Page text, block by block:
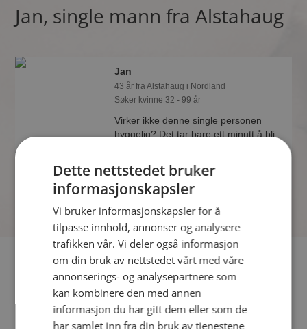
Jan, single mann fra Alstahaug
Jan
43 år fra Alstahaug i Nordland
Søker kvinne 32 - 99 år
Virker ikke denne single personen
hyggelig? Det tar bare ett minutt å bli
Fler single
Flere singlemenn fra Alstahaug:Titthei,Xander
Kvinner fra Alstahaug
Dette nettstedet bruker
informasjonskapsler
Vi bruker informasjonskapsler for å
tilpasse innhold, annonser og analysere
trafikken vår. Vi deler også informasjon
om din bruk av nettstedet vårt med våre
annonserings- og analysepartnere som
kan kombinere den med annen
informasjon du har gitt dem eller som de
har samlet inn fra din bruk av tjenestene